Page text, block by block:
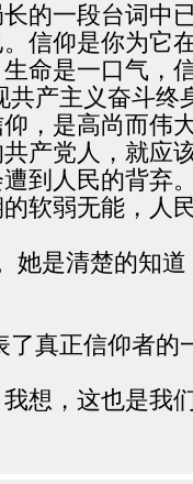
的一段台词中
信仰是你为它
命是一口气，
产主义奋斗终
，是高尚而伟
产党人，就应该
到人民的背弃。
软弱无能，人
是清楚的知道
真正信仰者的
想，这也是我